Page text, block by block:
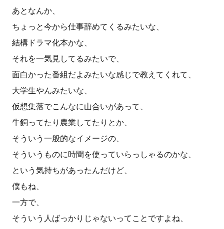
あとなんか、
ちょっと今から仕事辞めてくるみたいな、
結構ドラマ化本かな、
それを一気見してるみたいで、
面白かった番組だよみたいな感じで教えてくれて、
大学生やんみたいな、
仮想集落でこんなに山合いがあって、
牛飼ってたり農業してたりとか、
そういう一般的なイメージの、
そういうものに時間を使っていらっしゃるのかな、
という気持ちがあったんだけど、
僕もね、
一方で、
そういう人ばっかりじゃないってことですよね、